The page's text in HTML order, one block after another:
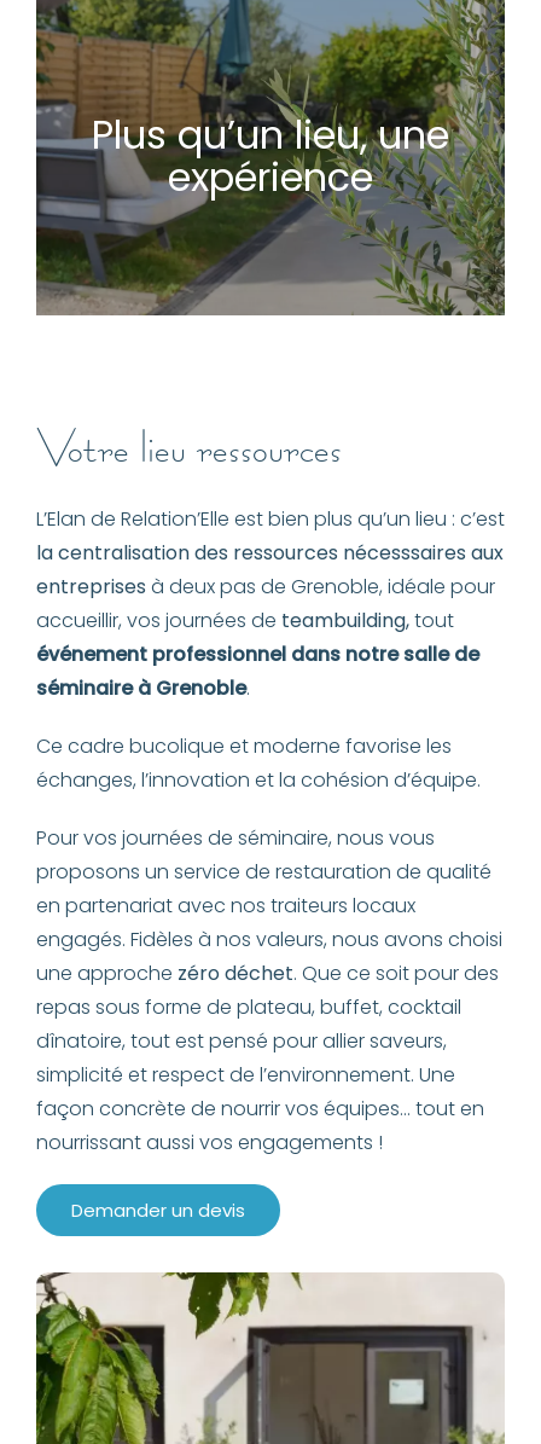
Plus qu’un lieu, une
expérience
Votre lieu ressources
L’Elan de Relation’Elle est bien plus qu’un lieu : c’est
la centralisation des ressources nécesssaires aux
entreprises à deux pas de Grenoble, idéale pour
accueillir, vos journées de teambuilding,tout
événement professionnel dans notre salle de
séminaireà Grenoble.
Ce cadre bucolique et moderne favorise les
échanges, l’innovation et la cohésion d’équipe.
Pour vos journées de séminaire, nous vous
proposons un service de restauration de qualité
en partenariat avec nos traiteurs locaux
engagés. Fidèles à nos valeurs, nous avons choisi
une approche zéro déchet. Que ce soit pour des
repas sous forme de plateau, buffet, cocktail
dînatoire, tout est pensé pour allier saveurs,
simplicité et respect de l’environnement. Une
façon concrète de nourrir vos équipes… tout en
nourrissant aussi vos engagements !
Demander un devis